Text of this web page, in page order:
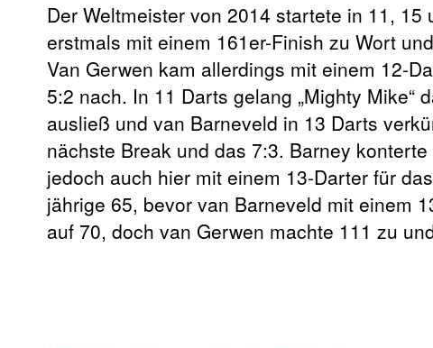
Der Weltmeister von 2014 startete in 11,
erstmals mit einem 161er-Finish zu Wort
Van Gerwen kam allerdings mit einem 12-
5:2 nach. In 11 Darts gelang „Mighty
ausließ und van Barneveld in 13 Darts
nächste Break und das 7:3. Barney
jedoch auch hier mit einem 13-Darter für
jährige 65, bevor van Barneveld mit einem
auf 70, doch van Gerwen machte 111 zu